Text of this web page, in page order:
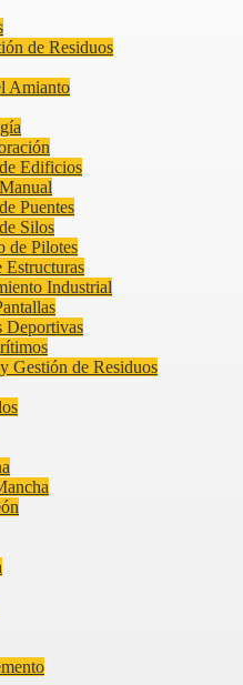
de Residuos
Amianto
Edificios
Puentes
Silos
de Pilotes
Estructuras
Industrial
Deportivas
Gestión de Residuos